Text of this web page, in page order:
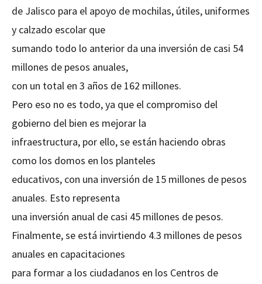
de Jalisco para el apoyo de mochilas, útiles, uniformes
y calzado escolar que
sumando todo lo anterior da una inversión de casi 54
millones de pesos anuales,
con un total en 3 años de 162 millones.
Pero eso no es todo, ya que el compromiso del
gobierno del bien es mejorar la
infraestructura, por ello, se están haciendo obras
como los domos en los planteles
educativos, con una inversión de 15 millones de pesos
anuales. Esto representa
una inversión anual de casi 45 millones de pesos.
Finalmente, se está invirtiendo 4.3 millones de pesos
anuales en capacitaciones
para formar a los ciudadanos en los Centros de